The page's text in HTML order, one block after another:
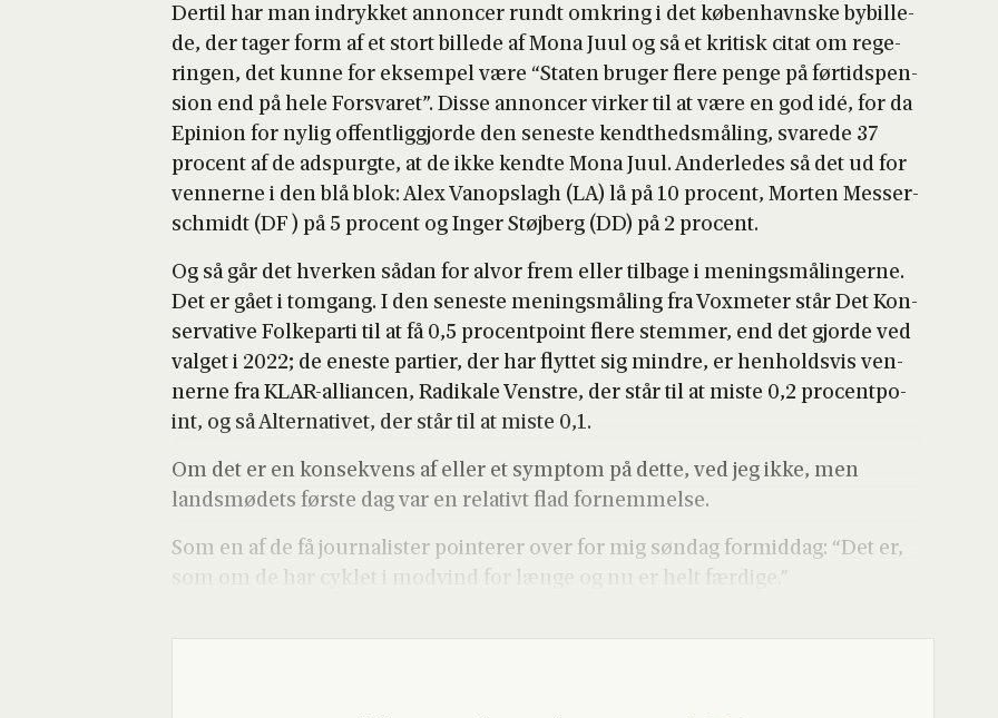
Der­til har man indryk­ket annon­cer rundt omkring i det køben­havn­ske bybil­le­
de, der tager form af et stort bil­le­de af Mona Juul og så et kri­tisk citat om rege­
rin­gen, det kun­ne for eksem­pel være “Sta­ten bru­ger fle­re pen­ge på før­tids­pen­
sion end på hele For­sva­ret”. Dis­se annon­cer vir­ker til at være en god idé, for da
Epi­ni­on for nylig offent­lig­gjor­de den sene­ste kendt­heds­må­ling, sva­re­de 37
pro­cent af de ads­purg­te, at de ikke kend­te Mona Juul. Ander­le­des så det ud for
ven­ner­ne i den blå blok: Alex Vanop­slagh (LA) lå på 10 pro­cent, Mor­ten Mes­ser­
s­ch­midt (DF ) på 5 pro­cent og Inger Støj­berg (DD) på 2 pro­cent.
Og så går det hver­ken sådan for alvor frem eller til­ba­ge i menings­må­lin­ger­ne.
Det er gået i tom­gang. I den sene­ste menings­må­ling fra Vox­me­ter står Det Kon­
ser­va­ti­ve Fol­ke­par­ti til at få 0,5 pro­cent­po­int fle­re stem­mer, end det gjor­de ved
val­get i 2022; de ene­ste par­ti­er, der har flyt­tet sig min­dre, er hen­holds­vis ven­
ner­ne fra KLAR-alli­an­cen, Radi­ka­le Ven­stre, der står til at miste 0,2 pro­cent­po­
int, og så Alter­na­ti­vet, der står til at miste 0,1.
Om det er en kon­se­kvens af eller et symp­tom på det­te, ved jeg ikke, men
lands­mø­de­ts før­ste dag var en rela­tivt flad for­nem­mel­se.
Som en af de få jour­na­li­ster poin­te­r­er over for mig søn­dag for­mid­dag: “Det er,
som om de har cyk­let i mod­vind for læn­ge og nu er helt fær­di­ge.”